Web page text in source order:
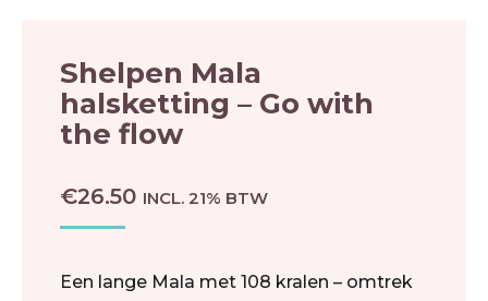
Shelpen Mala
halsketting – Go with
the flow
€26.50 INCL. 21% BTW
Een lange Mala met 108 kralen – omtrek